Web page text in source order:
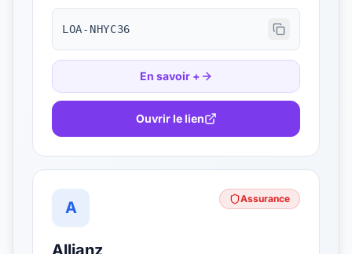
LOA-NHYC36
En savoir +
Ouvrir le lien
A Assurance
Allianz